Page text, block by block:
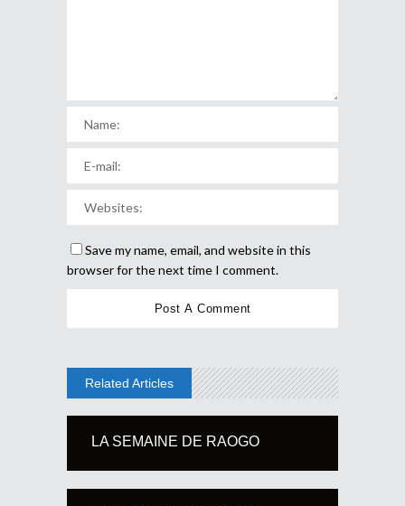
Save my name, email, and website in this
browser for the next time I comment.
Related Articles
LA SEMAINE DE RAOGO